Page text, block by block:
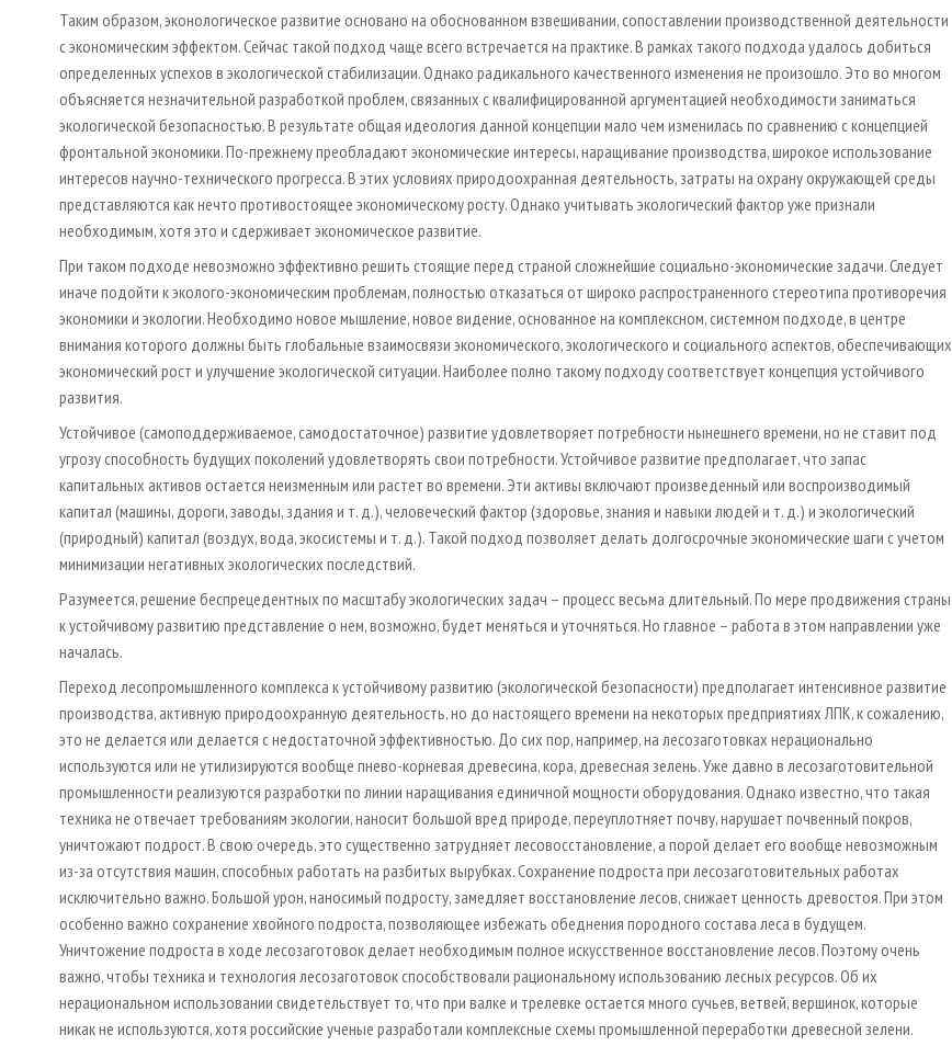
Таким образом, эконологическое развитие основано на обоснованном взвешивании, сопоставлении производственной деятельности
с экономическим эффектом. Сейчас такой подход чаще всего встречается на практике. В рамках такого подхода удалось добиться
определенных успехов в экологической стабилизации. Однако радикального качественного изменения не произошло. Это во многом
объясняется незначительной разработкой проблем, связанных с квалифицированной аргументацией необходимости заниматься
экологической безопасностью. В результате общая идеология данной концепции мало чем изменилась по сравнению с концепцией
фронтальной экономики. По-прежнему преобладают экономические интересы, наращивание производства, широкое использование
интересов научно-технического прогресса. В этих условиях природоохранная деятельность, затраты на охрану окружающей среды
представляются как нечто противостоящее экономическому росту. Однако учитывать экологический фактор уже признали
необходимым, хотя это и сдерживает экономическое развитие.
При таком подходе невозможно эффективно решить стоящие перед страной сложнейшие социально-экономические задачи. Следует
иначе подойти к эколого-экономическим проблемам, полностью отказаться от широко распространенного стереотипа противоречия
экономики и экологии. Необходимо новое мышление, новое видение, основанное на комплексном, системном подходе, в центре
внимания которого должны быть глобальные взаимосвязи экономического, экологического и социального аспектов, обеспечивающих
экономический рост и улучшение экологической ситуации. Наиболее полно такому подходу соответствует концепция устойчивого
развития.
Устойчивое (самоподдерживаемое, самодостаточное) развитие удовлетворяет потребности нынешнего времени, но не ставит под
угрозу способность будущих поколений удовлетворять свои потребности. Устойчивое развитие предполагает, что запас
капитальных активов остается неизменным или растет во времени. Эти активы включают произведенный или воспроизводимый
капитал (машины, дороги, заводы, здания и т. д.), человеческий фактор (здоровье, знания и навыки людей и т. д.) и экологический
(природный) капитал (воздух, вода, экосистемы и т. д.). Такой подход позволяет делать долгосрочные экономические шаги с учетом
минимизации негативных экологических последствий.
Разумеется, решение беспрецедентных по масштабу экологических задач – процесс весьма длительный. По мере продвижения страны
к устойчивому развитию представление о нем, возможно, будет меняться и уточняться. Но главное – работа в этом направлении уже
началась.
Переход лесопромышленного комплекса к устойчивому развитию (экологической безопасности) предполагает интенсивное развитие
производства, активную природоохранную деятельность, но до настоящего времени на некоторых предприятиях ЛПК, к сожалению,
это не делается или делается с недостаточной эффективностью. До сих пор, например, на лесозаготовках нерационально
используются или не утилизируются вообще пнево-корневая древесина, кора, древесная зелень. Уже давно в лесозаготовительной
промышленности реализуются разработки по линии наращивания единичной мощности оборудования. Однако известно, что такая
техника не отвечает требованиям экологии, наносит большой вред природе, переуплотняет почву, нарушает почвенный покров,
уничтожают подрост. В свою очередь, это существенно затрудняет лесовосстановление, а порой делает его вообще невозможным
из-за отсутствия машин, способных работать на разбитых вырубках. Сохранение подроста при лесозаготовительных работах
исключительно важно. Большой урон, наносимый подросту, замедляет восстановление лесов, снижает ценность древостоя. При этом
особенно важно сохранение хвойного подроста, позволяющее избежать обеднения породного состава леса в будущем.
Уничтожение подроста в ходе лесозаготовок делает необходимым полное искусственное восстановление лесов. Поэтому очень
важно, чтобы техника и технология лесозаготовок способствовали рациональному использованию лесных ресурсов. Об их
нерациональном использовании свидетельствует то, что при валке и трелевке остается много сучьев, ветвей, вершинок, которые
никак не используются, хотя российские ученые разработали комплексные схемы промышленной переработки древесной зелени.